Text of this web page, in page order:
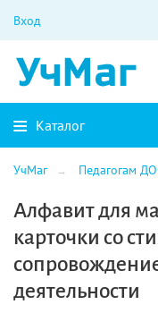
Вход
Каталог
УчМаг Педагогам
Алфавит для
карточки со
деятельности